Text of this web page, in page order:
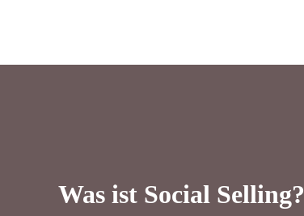
Was ist Social Selling?